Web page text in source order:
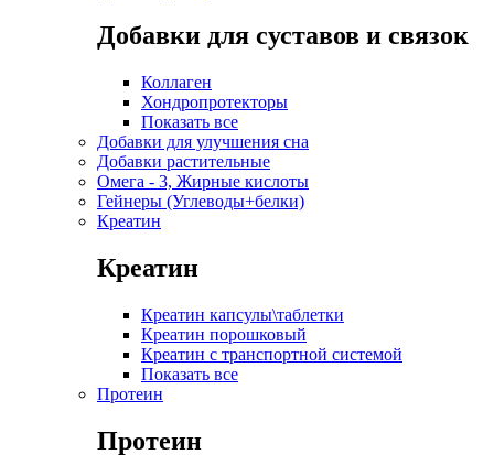
Добавки для суставов и связок
Коллаген
Хондропротекторы
Показать все
Добавки для улучшения сна
Добавки растительные
Омега - 3, Жирные кислоты
Гейнеры (Углеводы+белки)
Креатин
Креатин
Креатин капсулы\таблетки
Креатин порошковый
Креатин с транспортной системой
Показать все
Протеин
Протеин